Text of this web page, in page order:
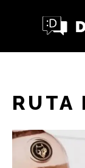
RUTA